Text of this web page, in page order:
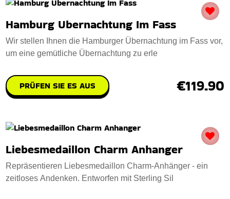
Hamburg Ubernachtung Im Fass
Wir stellen Ihnen die Hamburger Übernachtung im Fass vor,
um eine gemütliche Übernachtung zu erle
PRÜFEN SIE ES AUS €119.90
Liebesmedaillon Charm Anhanger
Repräsentieren Liebesmedaillon Charm-Anhänger - ein
zeitloses Andenken. Entworfen mit Sterling Sil